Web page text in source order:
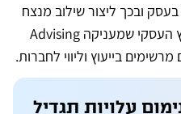
בעסק ובכך ליצור שילוב מנצח
שיצעיד את העסק קדימה. הייעוץ העסקי שמעניקה Advising
בייעוץ וליווי לחברות.
עלויות תגדיל